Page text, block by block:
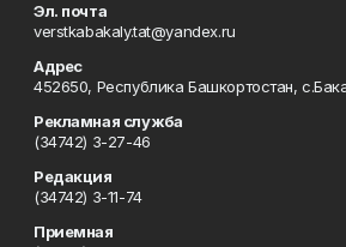
Эл. почта
verstkabakaly.tat@yandex.ru
Адрес
452650, Республика Башкортостан,
Рекламная служба
(34742) 3-27-46
Редакция
(34742) 3-11-74
Приемная